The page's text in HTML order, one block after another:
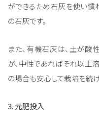
ができるため石灰を使い
の石灰です。
また、有機石灰は、土が酸
が、中性であればそれ以上
の場合も安心して栽培を続け
3. 元肥投入